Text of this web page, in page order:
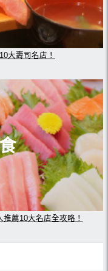
大壽司名店！
薦10大名店全攻略！